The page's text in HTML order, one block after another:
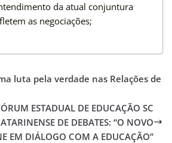
da atual conjuntura
as negociações;
luta pela verdade nas Relações de
ESTADUAL DE EDUCAÇÃO SC
DE DEBATES: “O NOVO
EM DIÁLOGO COM A EDUCAÇÃO”